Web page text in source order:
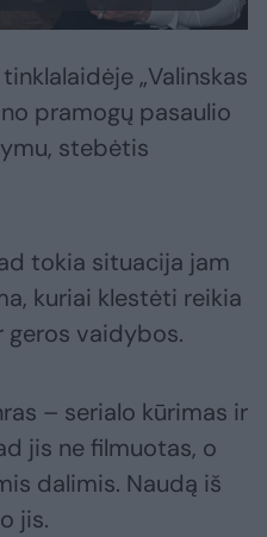
tinklalaidėje „Valinskas
pramogų pasaulio
stebėtis
tokia situacija jam
kuriai klestėti reikia
vaidybos.
– serialo kūrimas ir
jis ne filmuotas, o
dalimis. Naudą iš
jis.